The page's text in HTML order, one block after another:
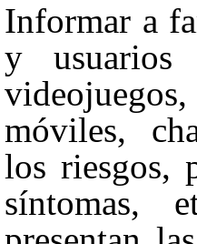
Informar a
y
videojuegos,
móviles,
los riesgos,
síntomas,